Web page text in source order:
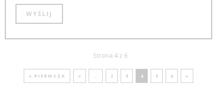
Strona 4 z 6
« PIERWSZA « ... 2 3 4 5 6 »